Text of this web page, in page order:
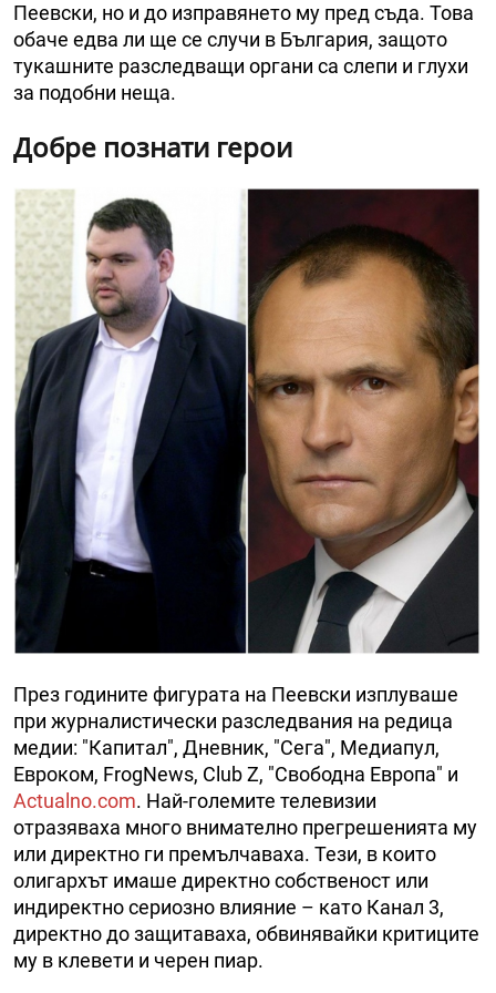
Пеевски, но и до изправянето му пред съда. Това
обаче едва ли ще се случи в България, защото
тукашните разследващи органи са слепи и глухи
за подобни неща.
Добре познати герои
През годините фигурата на Пеевски изплуваше
при журналистически разследвания на редица
медии: "Капитал", Дневник, "Сега", Медиапул,
Евроком, FrogNews, Club Z, "Свободна Европа" и
Actualno.com. Най-големите телевизии
отразяваха много внимателно прегрешенията му
или директно ги премълчаваха. Тези, в които
олигархът имаше директно собственост или
индиректно сериозно влияние – като Канал 3,
директно до защитаваха, обвинявайки критиците
му в клевети и черен пиар.